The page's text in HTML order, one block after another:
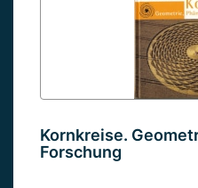
Kornkreise.
Forschung